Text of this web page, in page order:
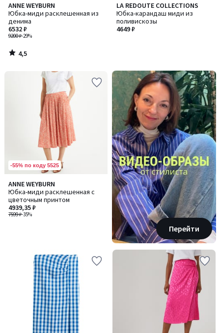
ANNE WEYBURN
Юбка-миди расклешенная из
денима
9200 ₽-29%
6532 ₽
4,5
/ 5
4,5
/
LA REDOUTE COLLECTIONS
Юбка-карандаш миди из
поливискозы
4649 ₽
-55% по коду 5525
ANNE WEYBURN
Юбка-миди расклешенная с
цветочным принтом
7599 ₽-35%
4939,35 ₽
Перейти
-